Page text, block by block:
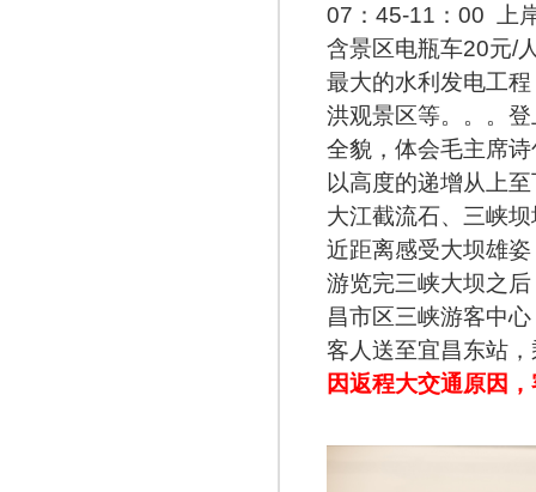
07：45-11：00 上
含景区电瓶车20元/
最大的水利发电工
洪观景区等。。。
全貌，体会毛主席
以高度的递增从上
大江截流石、三峡
近距离感受大坝雄
游览完三峡大坝之
昌市区三峡游客中
客人送至宜昌东站
因返程大交通原因